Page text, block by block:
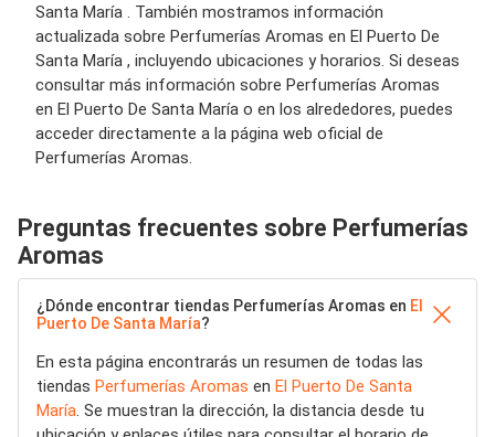
Santa María . También mostramos información
actualizada sobre Perfumerías Aromas en El Puerto De
Santa María , incluyendo ubicaciones y horarios. Si deseas
consultar más información sobre Perfumerías Aromas
en El Puerto De Santa María o en los alrededores, puedes
acceder directamente a la página web oficial de
Perfumerías Aromas.
Preguntas frecuentes sobre Perfumerías
Aromas
¿Dónde encontrar tiendas Perfumerías Aromas en El
Puerto De Santa María?
En esta página encontrarás un resumen de todas las
tiendas Perfumerías Aromas en El Puerto De Santa
María. Se muestran la dirección, la distancia desde tu